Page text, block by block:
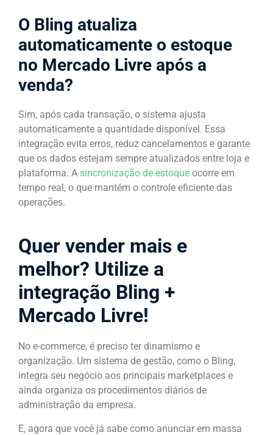
O Bling atualiza
automaticamente o estoque
no Mercado Livre após a
venda?
Sim, após cada transação, o sistema ajusta
automaticamente a quantidade disponível. Essa
integração evita erros, reduz cancelamentos e garante
que os dados estejam sempre atualizados entre loja e
plataforma. A sincronização de estoque ocorre em
tempo real, o que mantém o controle eficiente das
operações.
Quer vender mais e
melhor? Utilize a
integração Bling +
Mercado Livre!
No e-commerce, é preciso ter dinamismo e
organização. Um sistema de gestão, como o Bling,
integra seu negócio aos principais marketplaces e
ainda organiza os procedimentos diários de
administração da empresa.
E, agora que você já sabe como anunciar em massa